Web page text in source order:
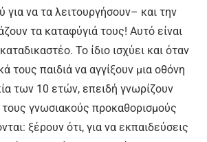
για να τα λειτουργήσουν– και την
τα καταφύγιά τους! Αυτό είναι
Το ίδιο ισχύει και όταν
τους παιδιά να αγγίξουν μια οθόνη
των 10 ετών, επειδή γνωρίζουν
γνωσιακούς προκαθορισμούς
ξέρουν ότι, για να εκπαιδεύσεις